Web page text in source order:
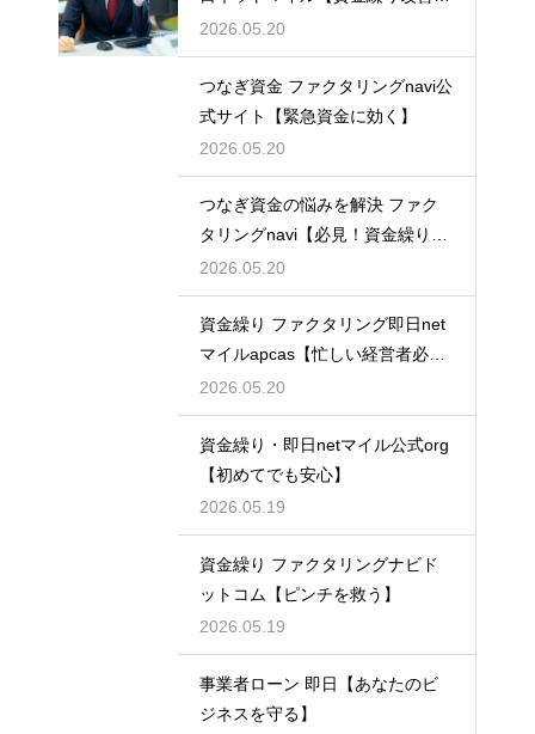
最適】
2026.05.20
つなぎ資金 ファクタリングnavi公
式サイト【緊急資金に効く】
2026.05.20
つなぎ資金の悩みを解決 ファク
タリングnavi【必見！資金繰り対
策】
2026.05.20
資金繰り ファクタリング即日net
マイルapcas【忙しい経営者必
見】
2026.05.20
資金繰り・即日netマイル公式org
【初めてでも安心】
2026.05.19
資金繰り ファクタリングナビド
ットコム【ピンチを救う】
2026.05.19
事業者ローン 即日【あなたのビ
ジネスを守る】